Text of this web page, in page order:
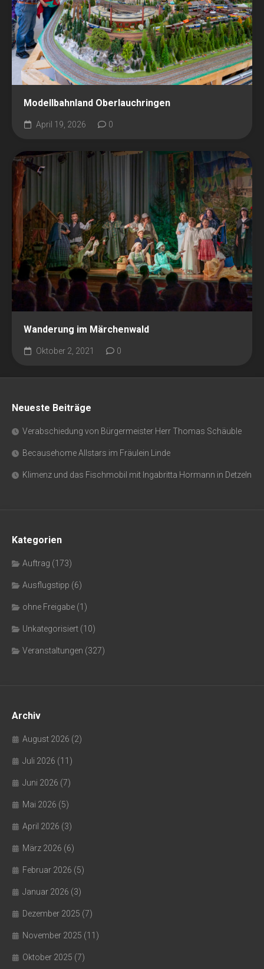
Modellbahnland Oberlauchringen
April 19, 2026 0
Wanderung im Märchenwald
Oktober 2, 2021 0
Neueste Beiträge
Verabschiedung von Bürgermeister Herr Thomas Schäuble
Becausehome Allstars im Fräulein Linde
Klimenz und das Fischmobil mit Ingabritta Hormann in Detzeln
Kategorien
Auftrag (173)
Ausflugstipp (6)
ohne Freigabe (1)
Unkategorisiert (10)
Veranstaltungen (327)
Archiv
August 2026 (2)
Juli 2026 (11)
Juni 2026 (7)
Mai 2026 (5)
April 2026 (3)
März 2026 (6)
Februar 2026 (5)
Januar 2026 (3)
Dezember 2025 (7)
November 2025 (11)
Oktober 2025 (7)